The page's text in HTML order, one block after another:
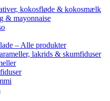
kokosfløde & kokosmælk
& mayonnaise
– Alle produkter
lakrids & skumfiduser